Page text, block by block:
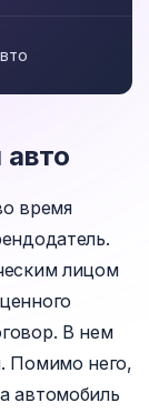
время
лицом
В нем
Помимо него,
автомобиль